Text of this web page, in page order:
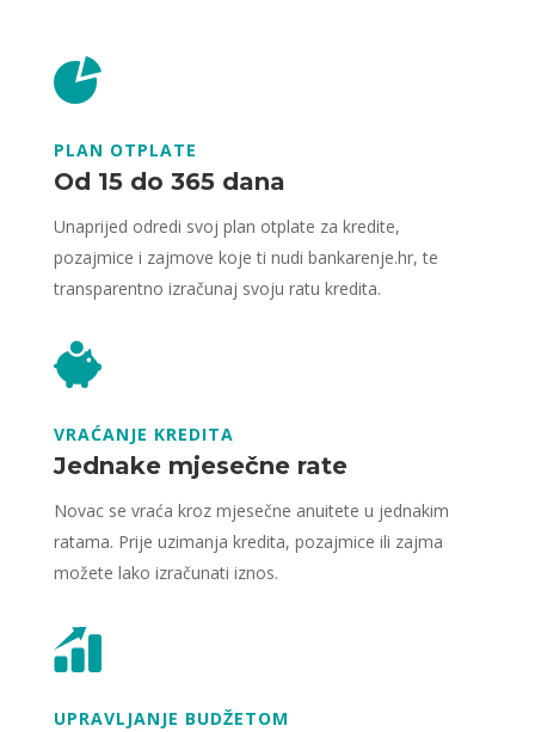
PLAN OTPLATE
Od 15 do 365 dana
Unaprijed odredi svoj plan otplate za kredite,
pozajmice i zajmove koje ti nudi bankarenje.hr, te
transparentno izračunaj svoju ratu kredita.
VRAĆANJE KREDITA
Jednake mjesečne rate
Novac se vraća kroz mjesečne anuitete u jednakim
ratama. Prije uzimanja kredita, pozajmice ili zajma
možete lako izračunati iznos.
UPRAVLJANJE BUDŽETOM